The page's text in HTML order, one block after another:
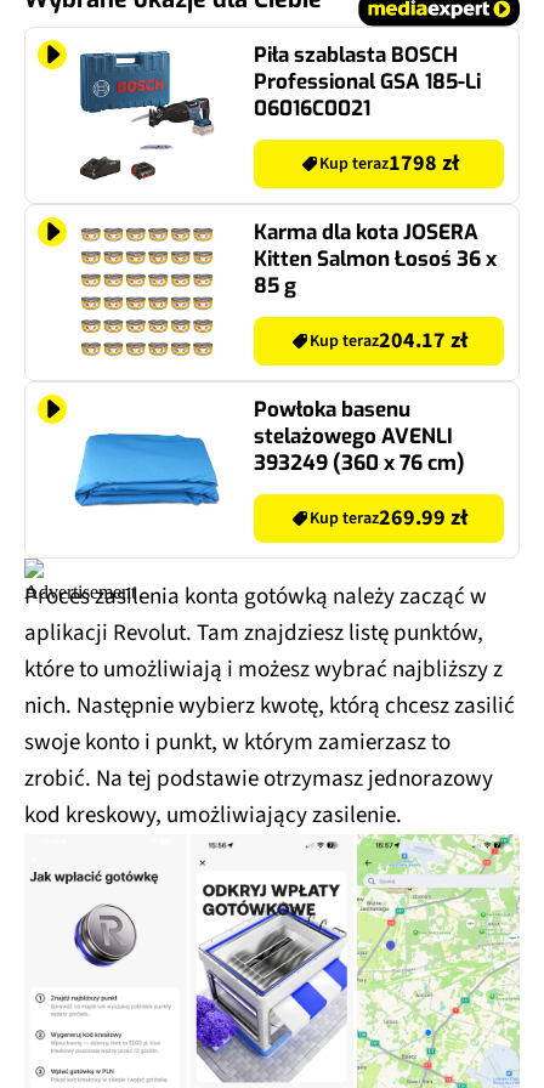
Piła szablasta BOSCH
Professional GSA 185-Li
06016C0021
Kup teraz1798 zł
Karma dla kota JOSERA
Kitten Salmon Łosoś 36 x
85 g
Kup teraz204.17 zł
Powłoka basenu
stelażowego AVENLI
393249 (360 x 76 cm)
Kup teraz269.99 zł
Proces zasilenia konta gotówką należy zacząć w
aplikacji Revolut. Tam znajdziesz listę punktów,
które to umożliwiają i możesz wybrać najbliższy z
nich. Następnie wybierz kwotę, którą chcesz zasilić
swoje konto i punkt, w którym zamierzasz to
zrobić. Na tej podstawie otrzymasz jednorazowy
kod kreskowy, umożliwiający zasilenie.